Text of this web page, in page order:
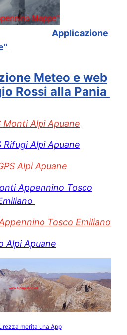
Applicazione
"
Meteo e web
Rossi alla Pania
Monti Alpi Apuane
Rifugi Alpi Apuane
Alpi Apuane
Appennino Tosco
Tosco Emiliano
Alpi Apuane
merita una App